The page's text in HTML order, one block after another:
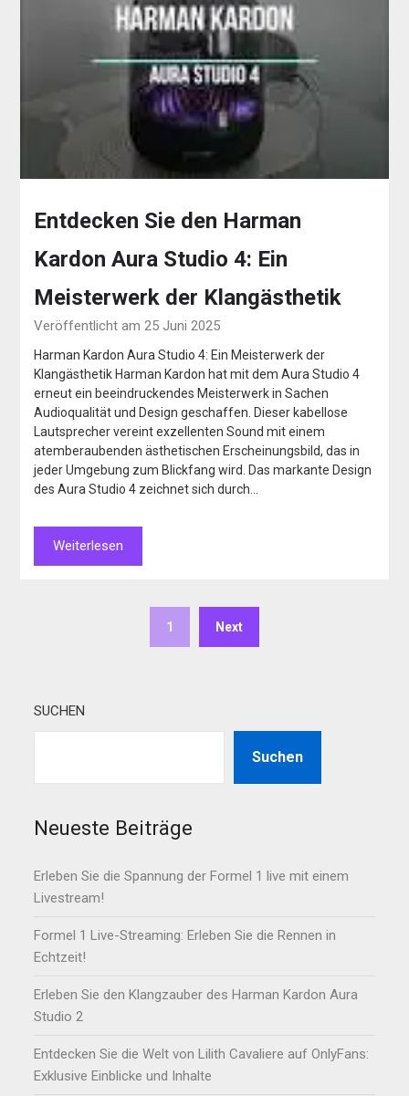
Entdecken Sie den Harman
Kardon Aura Studio 4: Ein
Meisterwerk der Klangästhetik
Veröffentlicht am 25 Juni 2025
Harman Kardon Aura Studio 4: Ein Meisterwerk der
Klangästhetik Harman Kardon hat mit dem Aura Studio 4
erneut ein beeindruckendes Meisterwerk in Sachen
Audioqualität und Design geschaffen. Dieser kabellose
Lautsprecher vereint exzellenten Sound mit einem
atemberaubenden ästhetischen Erscheinungsbild, das in
jeder Umgebung zum Blickfang wird. Das markante Design
des Aura Studio 4 zeichnet sich durch…
Weiterlesen
1 Next
SUCHEN
Suchen
Neueste Beiträge
Erleben Sie die Spannung der Formel 1 live mit einem
Livestream!
Formel 1 Live-Streaming: Erleben Sie die Rennen in
Echtzeit!
Erleben Sie den Klangzauber des Harman Kardon Aura
Studio 2
Entdecken Sie die Welt von Lilith Cavaliere auf OnlyFans:
Exklusive Einblicke und Inhalte